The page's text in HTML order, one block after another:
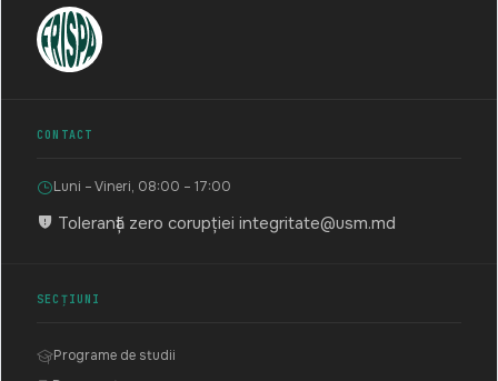
CONTACT
Luni – Vineri, 08:00 – 17:00
Toleranță zero corupției integritate@usm.md
SECȚIUNI
Programe de studii